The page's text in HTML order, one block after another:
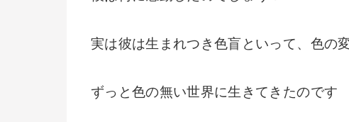
実は彼は生まれつき色盲といって、色の
ずっと色の無い世界に生きてきたのです